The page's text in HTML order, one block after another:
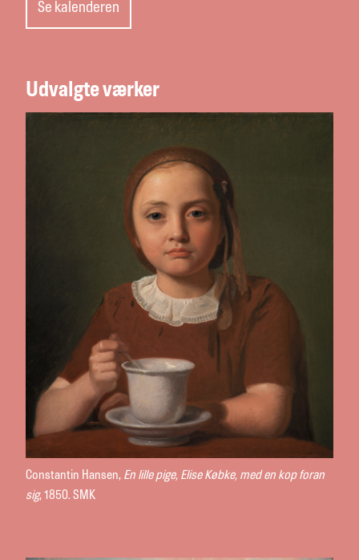
Se kalenderen
Udvalgte værker
Constantin Hansen, En lille pige, Elise Købke, med en kop foran
sig, 1850. SMK